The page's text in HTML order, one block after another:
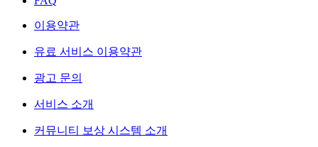
이용약관
유료 서비스 이용약관
광고 문의
서비스 소개
커뮤니티 보상 시스템 소개